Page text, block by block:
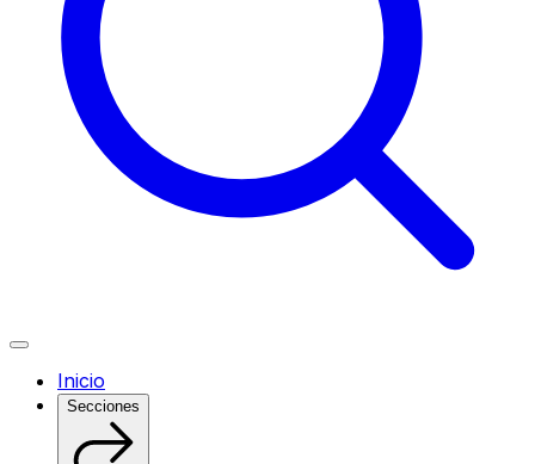
Inicio
Secciones